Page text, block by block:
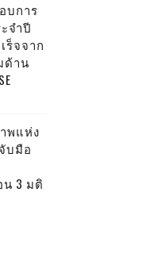
บการ
จำปี
ร็จจาก
ด้าน
พแห่ง
บมือ
3 มติ